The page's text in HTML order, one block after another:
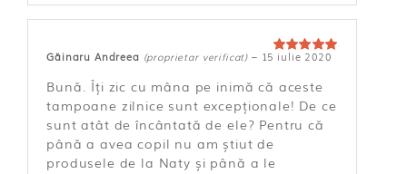
Evaluat la5
Găinaru Andreea (proprietar verificat) – 15 iulie 2020
Bună. Îți zic cu mâna pe inimă că aceste
tampoane zilnice sunt excepționale! De ce
sunt atât de încântată de ele? Pentru că
până a avea copil nu am știut de
produsele de la Naty și până a le